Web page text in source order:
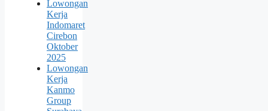
Lowongan
Kerja
Indomaret
Cirebon
Oktober
2025
Lowongan
Kerja
Kanmo
Group